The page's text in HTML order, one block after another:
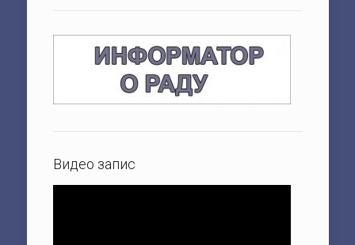
Видео запис